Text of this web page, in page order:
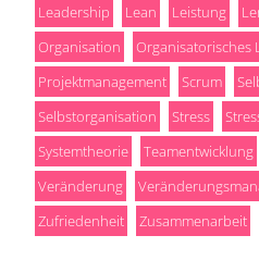
Leadership
Lean Leistung
Organisation
Organisatorisches
Projektmanagement
Scrum
Selbstorganisation
Stress
Systemtheorie
Teamentwicklung
Veränderung
Zufriedenheit
Zusammenarbeit